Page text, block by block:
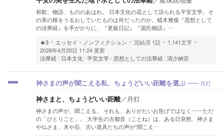
和歌、物語、もののあはれ。 日本文化の花として語られる平安文学。そ
の美の根をうるおしていたものは何だったのか。植木雅俊『思想として
の法華経』を手がかりに、『更級日記』『源氏物語』…
★3
エッセイ・ノンフィクション 完結済 1話
1,141文字
2026年4月20日 11:24 更新
法華経
日本文化 平安文学 思想としての法華経 清少納言
神さまの声が聞こえる私、ちょうどいい距離を選ぶ 月灯
神さまと、ちょうどいい距離／ 月灯
神さまの声が、聞こえる。 それも、ありがたいお告げではなく――ただ
の「ひとりごと」。 大学生の古都音（ことね）は、ある日突然、神さま
や仏さま、木や石、古い道具たちの声が“聞こえ…